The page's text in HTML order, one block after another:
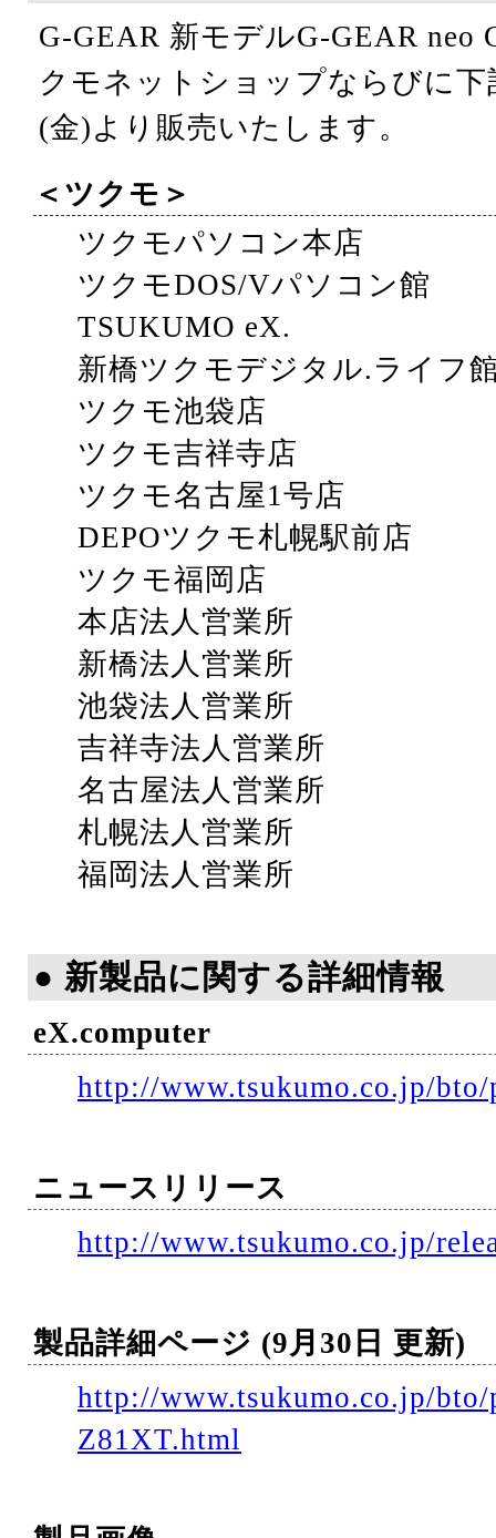
G-GEAR 新モデルG-GEAR neo
クモネットショップならびに下
(金)より販売いたします。
＜ツクモ＞
ツクモパソコン本店
ツクモDOS/Vパソコン館
TSUKUMO eX.
新橋ツクモデジタル.ライフ
ツクモ池袋店
ツクモ吉祥寺店
ツクモ名古屋1号店
DEPOツクモ札幌駅前店
ツクモ福岡店
本店法人営業所
新橋法人営業所
池袋法人営業所
吉祥寺法人営業所
名古屋法人営業所
札幌法人営業所
福岡法人営業所
● 新製品に関する詳細情報
eX.computer
http://www.tsukumo.co.jp/bto/
ニュースリリース
http://www.tsukumo.co.jp/
製品詳細ページ (9月30日 更新)
http://www.tsukumo.co.jp/bto/
Z81XT.html